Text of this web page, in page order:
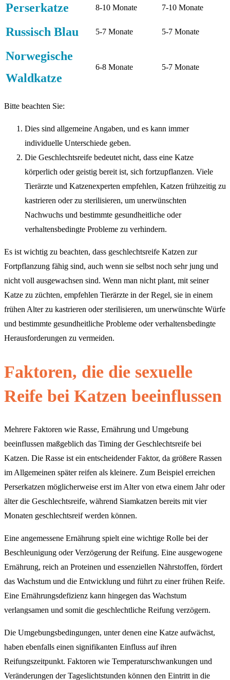
Perserkatze 8-10 Monate 7-10 Monate
Russisch Blau 5-7 Monate 5-7 Monate
Norwegische
Waldkatze
6-8 Monate 5-7 Monate
Bitte beachten Sie:
Dies sind allgemeine Angaben, und es kann immer
individuelle Unterschiede geben.
Die Geschlechtsreife bedeutet nicht, dass eine Katze
körperlich oder geistig bereit ist, sich fortzupflanzen. Viele
Tierärzte und Katzenexperten empfehlen, Katzen frühzeitig zu
kastrieren oder zu sterilisieren, um unerwünschten
Nachwuchs und bestimmte gesundheitliche oder
verhaltensbedingte Probleme zu verhindern.
Es ist wichtig zu beachten, dass geschlechtsreife Katzen zur
Fortpflanzung fähig sind, auch wenn sie selbst noch sehr jung und
nicht voll ausgewachsen sind. Wenn man nicht plant, mit seiner
Katze zu züchten, empfehlen Tierärzte in der Regel, sie in einem
frühen Alter zu kastrieren oder sterilisieren, um unerwünschte Würfe
und bestimmte gesundheitliche Probleme oder verhaltensbedingte
Herausforderungen zu vermeiden.
Faktoren, die die sexuelle
Reife bei Katzen beeinflussen
Mehrere Faktoren wie Rasse, Ernährung und Umgebung
beeinflussen maßgeblich das Timing der Geschlechtsreife bei
Katzen. Die Rasse ist ein entscheidender Faktor, da größere Rassen
im Allgemeinen später reifen als kleinere. Zum Beispiel erreichen
Perserkatzen möglicherweise erst im Alter von etwa einem Jahr oder
älter die Geschlechtsreife, während Siamkatzen bereits mit vier
Monaten geschlechtsreif werden können.
Eine angemessene Ernährung spielt eine wichtige Rolle bei der
Beschleunigung oder Verzögerung der Reifung. Eine ausgewogene
Ernährung, reich an Proteinen und essenziellen Nährstoffen, fördert
das Wachstum und die Entwicklung und führt zu einer frühen Reife.
Eine Ernährungsdefizienz kann hingegen das Wachstum
verlangsamen und somit die geschlechtliche Reifung verzögern.
Die Umgebungsbedingungen, unter denen eine Katze aufwächst,
haben ebenfalls einen signifikanten Einfluss auf ihren
Reifungszeitpunkt. Faktoren wie Temperaturschwankungen und
Veränderungen der Tageslichtstunden können den Eintritt in die